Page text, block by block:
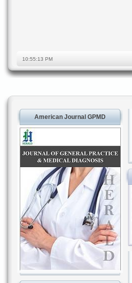
American Journal GPMD